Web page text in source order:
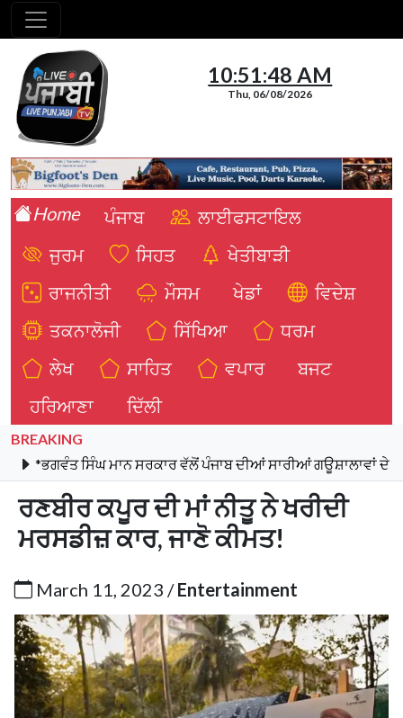
10:51:49 AM
Thu, 06/08/2026
Home ਪੰਜਾਬ
ਲਾਈਫਸਟਾਇਲ
ਜੁਰਮ
ਸਿਹਤ
ਖੇਤੀਬਾੜੀ
ਰਾਜਨੀਤੀ
ਮੌਸਮ ਖੇਡਾਂ
ਵਿਦੇਸ਼
ਤਕਨਾਲੋਜੀ
ਸਿੱਖਿਆ
ਧਰਮ
ਲੇਖ
ਸਾਹਿਤ ਵਪਾਰ
ਬਜਟ
ਹਰਿਆਣਾ
ਦਿੱਲੀ
BREAKING
ਸਿੰਘ ਮਾਨ ਸਰਕਾਰ ਵੱਲੋਂ ਪੰਜਾਬ ਦੀਆਂ ਸਾਰੀਆਂ ਗਊਸ਼ਾਲਾਵਾਂ ਦੇ ਬਿਜਲੀ
ਰਣਬੀਰ ਕਪੂਰ ਦੀ ਮਾਂ ਨੀਤੂ ਨੇ ਖਰੀਦੀ
ਮਰਸਡੀਜ਼ ਕਾਰ, ਜਾਣੋ ਕੀਮਤ!
March 11, 2023 /Entertainment